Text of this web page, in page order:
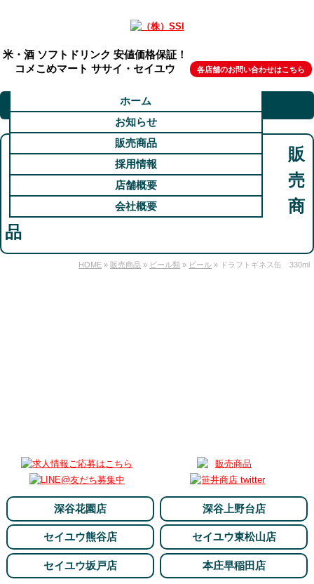
米・酒 ソフトドリンク 安値価格保証！
コメこめマート ササイ・セイユウ
各店舗のお問い合わせはこちら
ホーム
お知らせ
販売商品
採用情報
店舗概要
会社概要
販
売
商
品
HOME » 販売商品 » ビール類 » ビール » ドラフトギネス缶 330ml
深谷花園店 深谷上野台店
セイユウ熊谷店 セイユウ東松山店
セイユウ坂戸店 本庄早稲田店